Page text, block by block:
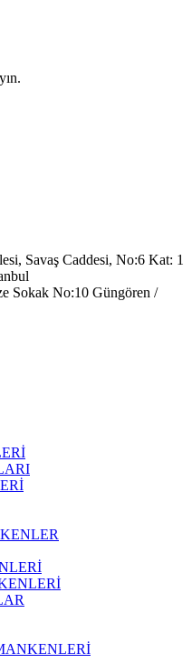
Savaş Caddesi, No:6 Kat: 1
Sokak No:10 Güngören /